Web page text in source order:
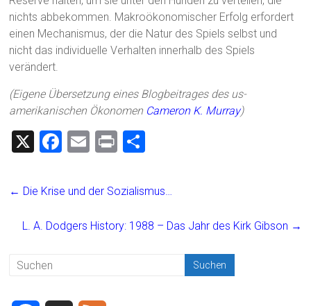
nichts abbekommen. Makroökonomischer Erfolg erfordert
einen Mechanismus, der die Natur des Spiels selbst und
nicht das individuelle Verhalten innerhalb des Spiels
verändert.
(Eigene Übersetzung eines Blogbeitrages des us-
amerikanischen Ökonomen Cameron K. Murray)
X
F
ce
o
E
ai
Pr
t
e
← Die Krise und der Sozialismus…
L. A. Dodgers History: 1988 – Das Jahr des Kirk Gibson →